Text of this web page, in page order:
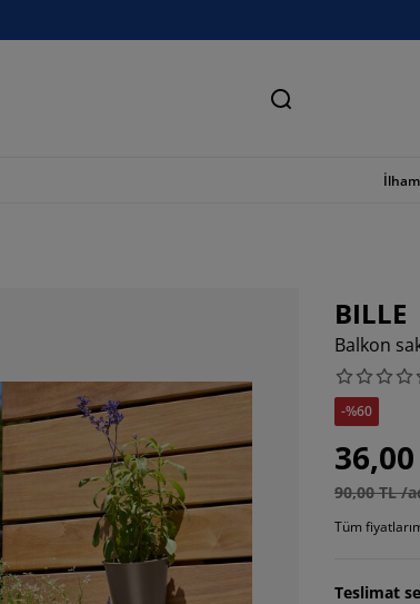
Ara
İlham
BILLE
Balkon
-%60
90,00 TL /
Tüm
Teslimat